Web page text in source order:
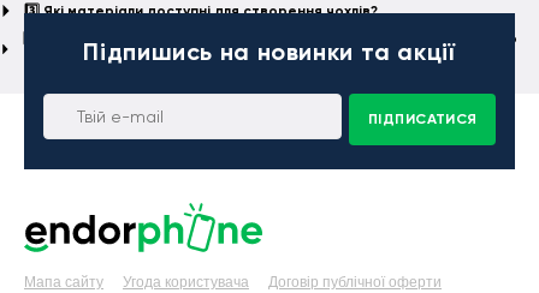
3️⃣ Які матеріали доступні для створення чохлів?
4️⃣ Чи можу я надати власний дизайн або потрібна допомога в його
створенні?Підпишись на новинки та акції
ПІДПИСАТИСЯ
Мапа сайту Угода користувача Договір публічної оферти